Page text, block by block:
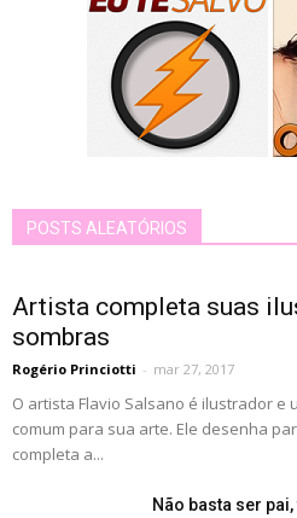
POSTS ALEATÓRIOS
Artista completa suas
sombras
Rogério Princiotti - mar 27, 2017
O artista Flavio Salsano é ilustrador e
comum para sua arte. Ele desenha
completa a...
Não basta ser